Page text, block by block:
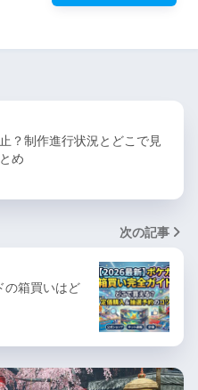
？制作進行状況とどこで見
め
次の記事
の箱買いはど